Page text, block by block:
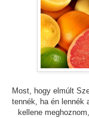
Most, hogy elmúlt
tennék, ha én lennék
kellene